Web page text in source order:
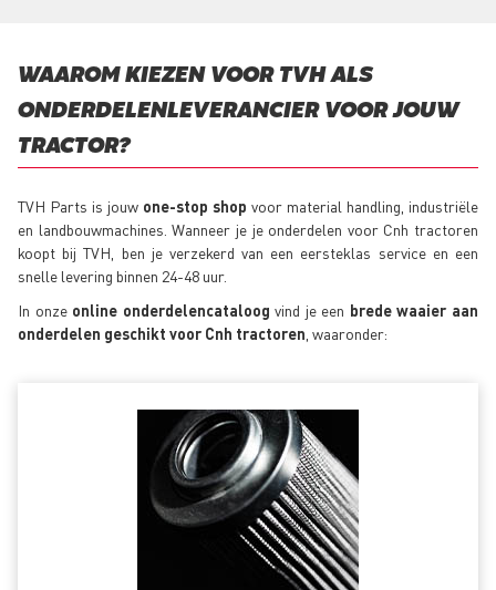
WAAROM KIEZEN VOOR TVH ALS
ONDERDELENLEVERANCIER VOOR JOUW
TRACTOR?
TVH Parts is jouw one-stop shop voor material handling, industriële
en landbouwmachines. Wanneer je je onderdelen voor Cnh tractoren
koopt bij TVH, ben je verzekerd van een eersteklas service en een
snelle levering binnen 24-48 uur.
In onze online onderdelencataloog vind je een brede waaier aan
onderdelen geschikt voor Cnh tractoren , waaronder: